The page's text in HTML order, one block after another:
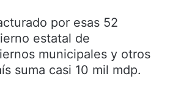
por esas 52
estatal de
municipales y otros
suma casi 10 mil mdp.